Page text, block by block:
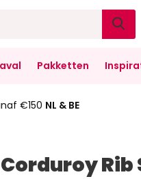
Pakketten
€150 NL & BE